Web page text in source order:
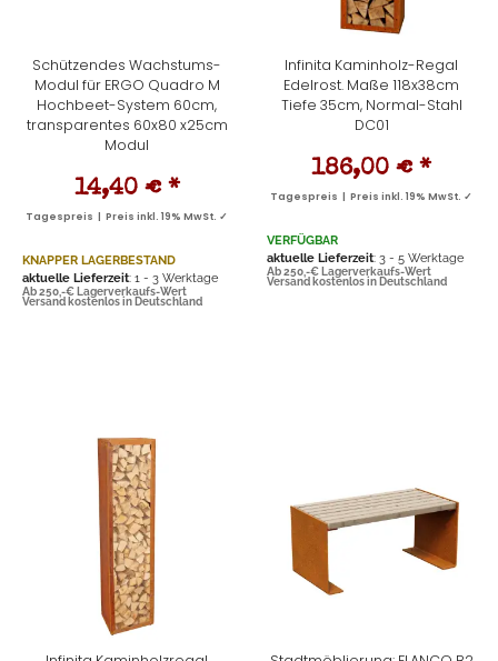
Schützendes Wachstums-
Modul für ERGO Quadro M
Hochbeet-System 60cm,
transparentes 60x80 x25cm
Modul
14,40 € *
Tagespreis | Preis inkl. 19% MwSt. ✓
KNAPPER LAGERBESTAND
aktuelle Lieferzeit: 1 - 3 Werktage
Ab 250,-€ Lagerverkaufs-Wert
Versand kostenlos in Deutschland
Infinita Kaminholz-Regal
Edelrost. Maße 118x38cm
Tiefe 35cm, Normal-Stahl
DC01
186,00 € *
Tagespreis | Preis inkl. 19% MwSt. ✓
VERFÜGBAR
aktuelle Lieferzeit: 3 - 5 Werktage
Ab 250,-€ Lagerverkaufs-Wert
Versand kostenlos in Deutschland